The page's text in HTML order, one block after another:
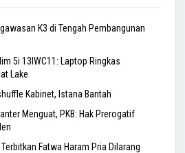
K3 di Tengah Pembangunan
5i 13IWC11: Laptop Ringkas
Lake
Kabinet, Istana Bantah
Menguat, PKB: Hak Prerogatif
Fatwa Haram Pria Dilarang